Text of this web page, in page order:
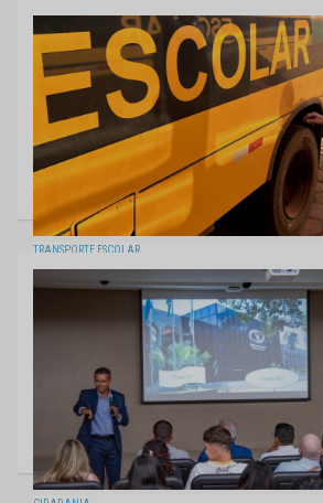
TCE-MS e TJMS instituem projeto para
enfrentamento à violência contra a mulher nos
06/08/2026
TRANSPORTE ESCOLAR
TCE-MS apresenta balanço do transporte
fiscalizados e R$ 60 milhões em contratos